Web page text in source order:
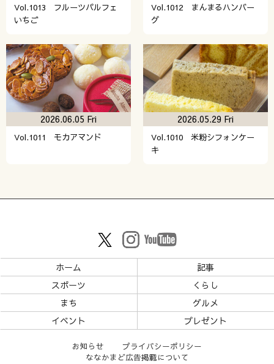
Vol.1013 フルーツパルフェ
いちご
Vol.1012 まんまるハンバー
グ
Vol.1011 モカアマンド
2026.06.05 Fri
Vol.1010 米粉シフォンケー
キ
2026.05.29 Fri
ホーム
記事
スポーツ
くらし
まち
グルメ
イベント
プレゼント
お知らせ
プライバシーポリシー
ななかまど広告掲載について